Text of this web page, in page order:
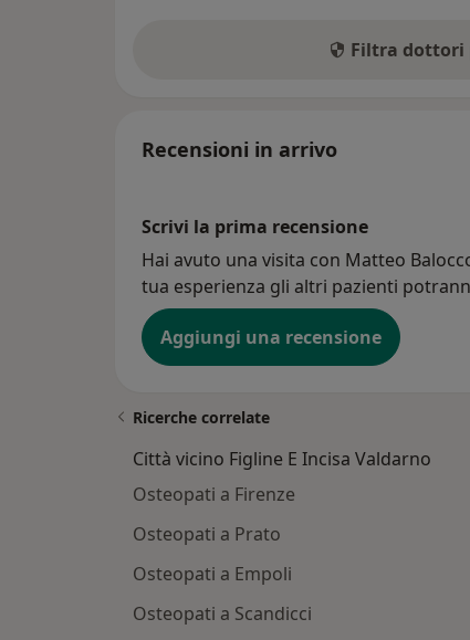
Filtra dottori
Recensioni in arrivo
Scrivi la prima recensione
Hai avuto una visita con Matteo
tua esperienza gli altri pazienti
Aggiungi una recensione
Ricerche correlate
Città vicino Figline E Incisa Valdarno
Osteopati a Firenze
Osteopati a Prato
Osteopati a Empoli
Osteopati a Scandicci